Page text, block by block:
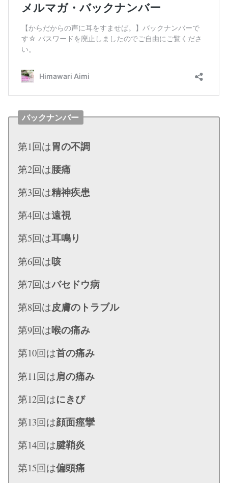
バックナンバー
第1回は胃の不調
第2回は腰痛
第3回は精神疾患
第4回は遠視
第5回は耳鳴り
第6回は咳
第7回はバセドウ病
第8回は皮膚のトラブル
第9回は喉の痛み
第10回は首の痛み
第11回は肩の痛み
第12回はにきび
第13回は顔面痙攣
第14回は腱鞘炎
第15回は偏頭痛